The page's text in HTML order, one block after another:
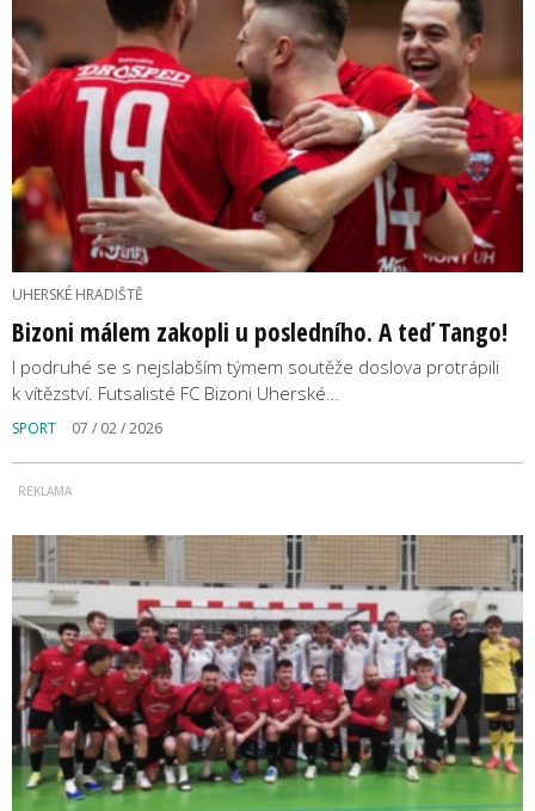
UHERSKÉ HRADIŠTĚ
Bizoni málem zakopli u posledního. A teď Tango!
I podruhé se s nejslabším týmem soutěže doslova protrápili
k vítězství. Futsalisté FC Bizoni Uherské…
SPORT 07 / 02 / 2026